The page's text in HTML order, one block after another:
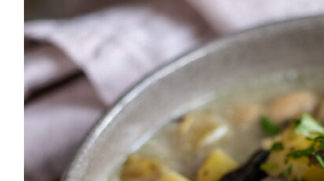
FINGERFOOD & SNACKS
DRINKS, SHAKES & SMOOTHIE
SÜSSES
KUCHEN, TARTES & TORTEN
VEGAN BASIC
GRILLEN & PICKNICK